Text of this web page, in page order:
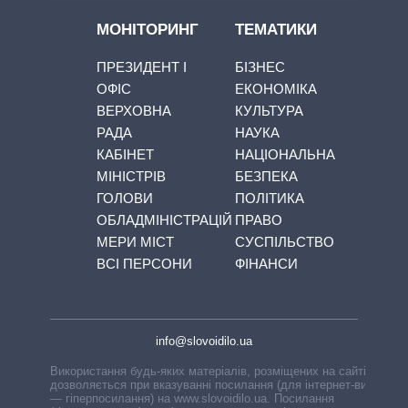
МОНІТОРИНГ
ПРЕЗИДЕНТ І
ОФІС
ВЕРХОВНА
РАДА
КАБІНЕТ
МІНІСТРІВ
ГОЛОВИ
ОБЛАДМІНІСТРАЦІЙ
МЕРИ МІСТ
ВСІ ПЕРСОНИ
ТЕМАТИКИ
БІЗНЕС
ЕКОНОМІКА
КУЛЬТУРА
НАУКА
НАЦІОНАЛЬНА
БЕЗПЕКА
ПОЛІТИКА
ПРАВО
СУСПІЛЬСТВО
ФІНАНСИ
info@slovoidilo.ua
Використання будь-яких матеріалів, розміщених на сайті,
дозволяється при вказуванні посилання (для інтернет-видань
— гіперпосилання) на www.slovoidilo.ua. Посилання